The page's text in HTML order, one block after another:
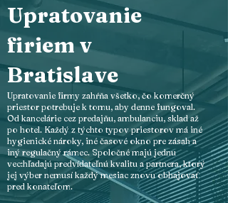
Upratovanie
firiem v
Bratislave
Upratovanie firmy zahŕňa všetko, čo komerčný
priestor potrebuje k tomu, aby denne fungoval.
Od kancelárie cez predajňu, ambulanciu, sklad až
po hotel. Každý z týchto typov priestorov má iné
hygienické nároky, iné časové okno pre zásah a
iný regulačný rámec. Spoločné majú jednu
vec:hľadajú predvídateľnú kvalitu a partnera, ktorý
jej výber nemusí každý mesiac znovu obhajovať
pred konateľom.